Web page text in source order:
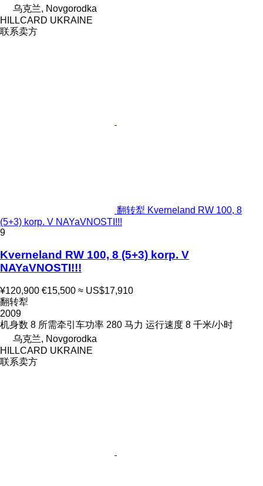
乌克兰, Novgorodka
HILLCARD UKRAINE
联系卖方
翻转犁 Kverneland RW 100, 8
(5+3) korp. V NAYaVNOSTI!!!
9
Kverneland RW 100, 8 (5+3) korp. V
NAYaVNOSTI!!!
¥120,900 €15,500 ≈ US$17,910
翻转犁
2009
机身数 8 所需牵引车功率 280 马力 运行速度 8 千米/小时
乌克兰, Novgorodka
HILLCARD UKRAINE
联系卖方